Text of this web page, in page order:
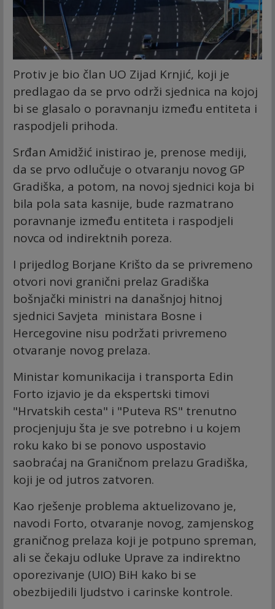
Protiv je bio član UO Zijad Krnjić, koji je
predlagao da se prvo održi sjednica na kojoj
bi se glasalo o poravnanju između entiteta i
raspodjeli prihoda.
Srđan Amidžić inistirao je, prenose mediji,
da se prvo odlučuje o otvaranju novog GP
Gradiška, a potom, na novoj sjednici koja bi
bila pola sata kasnije, bude razmatrano
poravnanje između entiteta i raspodjeli
novca od indirektnih poreza.
I prijedlog Borjane Krišto da se privremeno
otvori novi granični prelaz Gradiška
bošnjački ministri na današnjoj hitnoj
sjednici Savjeta ministara Bosne i
Hercegovine nisu podržati privremeno
otvaranje novog prelaza.
Ministar komunikacija i transporta Edin
Forto izjavio je da ekspertski timovi
"Hrvatskih cesta" i "Puteva RS" trenutno
procjenjuju šta je sve potrebno i u kojem
roku kako bi se ponovo uspostavio
saobraćaj na Graničnom prelazu Gradiška,
koji je od jutros zatvoren.
Kao rješenje problema aktuelizovano je,
navodi Forto, otvaranje novog, zamjenskog
graničnog prelaza koji je potpuno spreman,
ali se čekaju odluke Uprave za indirektno
oporezivanje (UIO) BiH kako bi se
obezbijedili ljudstvo i carinske kontrole.